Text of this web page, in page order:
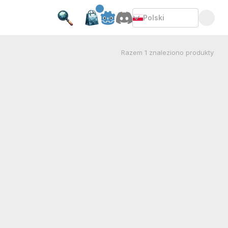
Polski
Razem 1 znaleziono produkty